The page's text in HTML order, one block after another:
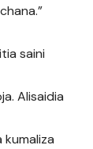
saini
Alisaidia